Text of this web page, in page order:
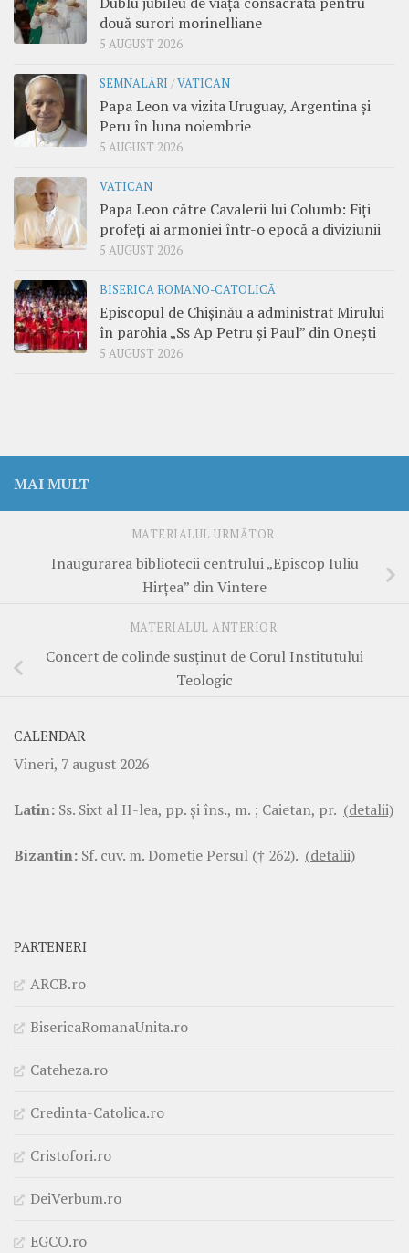
două surori morinelliane
5 AUGUST 2026
SEMNALĂRI /VATICAN
Papa Leon va vizita Uruguay, Argentina și
Peru în luna noiembrie
5 AUGUST 2026
VATICAN
Papa Leon către Cavalerii lui Columb: Fiți
profeți ai armoniei într-o epocă a diviziunii
5 AUGUST 2026
BISERICA ROMANO-CATOLICĂ
Episcopul de Chișinău a administrat Mirului
în parohia „Ss Ap Petru și Paul” din Onești
5 AUGUST 2026
MAI MULT
MATERIALUL URMĂTOR
Inaugurarea bibliotecii centrului „Episcop Iuliu
Hirțea” din Vintere
MATERIALUL ANTERIOR
Concert de colinde susținut de Corul Institutului
Teologic
CALENDAR
Vineri, 7 august 2026
Latin: Ss. Sixt al II-lea, pp. şi îns., m. ; Caietan, pr. (detalii)
Bizantin: Sf. cuv. m. Dometie Persul († 262). (detalii)
PARTENERI
ARCB.ro
BisericaRomanaUnita.ro
Cateheza.ro
Credinta-Catolica.ro
Cristofori.ro
DeiVerbum.ro
EGCO.ro